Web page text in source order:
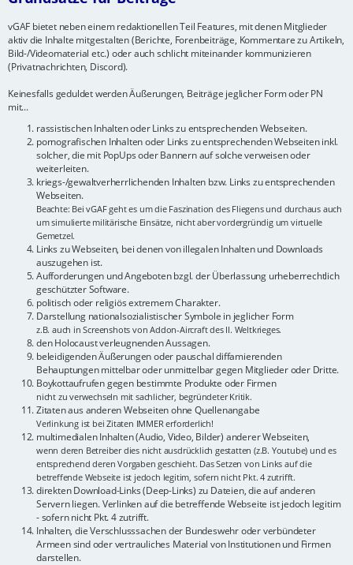
vGAF bietet neben einem redaktionellen Teil Features, mit denen Mitglieder
aktiv die Inhalte mitgestalten (Berichte, Forenbeiträge, Kommentare zu Artikeln,
Bild-/Videomaterial etc.) oder auch schlicht miteinander kommunizieren
(Privatnachrichten, Discord).
Keinesfalls geduldet werden Äußerungen, Beiträge jeglicher Form oder PN
mit...
rassistischen Inhalten oder Links zu entsprechenden Webseiten.
pornografischen Inhalten oder Links zu entsprechenden Webseiten inkl.
solcher, die mit PopUps oder Bannern auf solche verweisen oder
weiterleiten.
kriegs-/gewaltverherrlichenden Inhalten bzw. Links zu entsprechenden
Webseiten.
Beachte: Bei vGAF geht es um die Faszination des Fliegens und durchaus auch
um simulierte militärische Einsätze, nicht aber vordergründig um virtuelle
Gemetzel.
Links zu Webseiten, bei denen von illegalen Inhalten und Downloads
auszugehen ist.
Aufforderungen und Angeboten bzgl. der Überlassung urheberrechtlich
geschützter Software.
politisch oder religiös extremem Charakter.
Darstellung nationalsozialistischer Symbole in jeglicher Form
z.B. auch in Screenshots von Addon-Aircraft des II. Weltkrieges.
den Holocaust verleugnenden Aussagen.
beleidigenden Äußerungen oder pauschal diffamierenden
Behauptungen mittelbar oder unmittelbar gegen Mitglieder oder Dritte.
Boykottaufrufen gegen bestimmte Produkte oder Firmen
nicht zu verwechseln mit sachlicher, begründeter Kritik.
Zitaten aus anderen Webseiten ohne Quellenangabe
Verlinkung ist bei Zitaten IMMER erforderlich!
multimedialen Inhalten (Audio, Video, Bilder) anderer Webseiten,
wenn deren Betreiber dies nicht ausdrücklich gestatten (z.B. Youtube) und es
entsprechend deren Vorgaben geschieht. Das Setzen von Links auf die
betreffende Webseite ist jedoch legitim, sofern nicht Pkt. 4 zutrifft.
direkten Download-Links (Deep-Links) zu Dateien, die auf anderen
Servern liegen. Verlinken auf die betreffende Webseite ist jedoch legitim
- sofern nicht Pkt. 4 zutrifft.
Inhalten, die Verschlusssachen der Bundeswehr oder verbündeter
Armeen sind oder vertrauliches Material von Institutionen und Firmen
darstellen.